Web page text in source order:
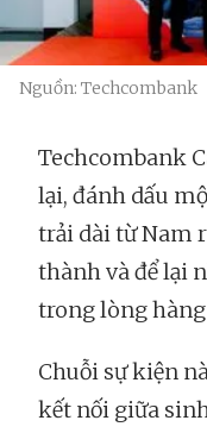
Nguồn: Techcombank
Techcombank
lại, đánh dấu
trải dài từ Nam
thành và để lại
trong lòng
Chuỗi sự kiện
kết nối giữa